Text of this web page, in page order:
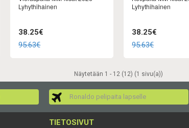
Lyhythihainen
38.25€
95.63€
Lyhythihainen
38.25€
95.63€
Näytetään 1 - 12 (12) (1 sivu(a))
Ronaldo pelipaita lapselle
TIETOSIVUT